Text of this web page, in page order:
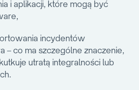
i aplikacji, które mogą być
incydentów
– co ma szczególne znaczenie,
utratą integralności lub